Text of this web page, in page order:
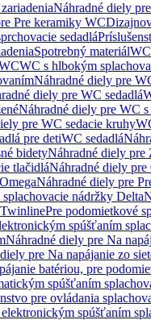
Náhradné diely
Pre keramiky WC
sedadlá
Spotrebný materiál
WC s hlbokým
Náhradné diely pre
diely pre WC sedadlá
Náhradné diely pre WC
pre WC sedacie kruhy
pre detiWC sedadlá
bidetyNáhradné diely pre
tlačidláNáhradné diely
Náhradné diely pre
nádržky Delta
Pre podomietkové
spúšťaním
Náhradné diely pre Na
pre Na napájanie zo
batériou, pre
spúšťaním
pre ovládania
spúšťaním